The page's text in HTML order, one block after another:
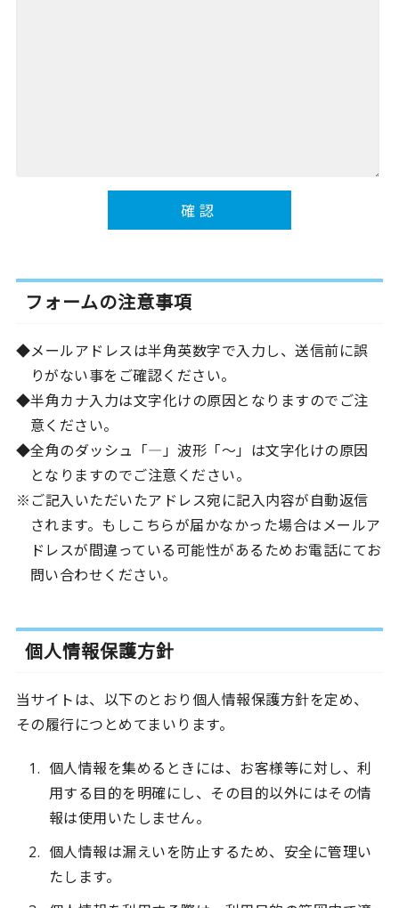
フォームの注意事項
メールアドレスは半角英数字で入力し、送信前に誤
りがない事をご確認ください。
半角カナ入力は文字化けの原因となりますのでご注
意ください。
全角のダッシュ「―」波形「～」は文字化けの原因
となりますのでご注意ください。
ご記入いただいたアドレス宛に記入内容が自動返信
されます。もしこちらが届かなかった場合はメールア
ドレスが間違っている可能性があるためお電話にてお
問い合わせください。
個人情報保護方針
当サイトは、以下のとおり個人情報保護方針を定め、
その履行につとめてまいります。
個人情報を集めるときには、お客様等に対し、利
用する目的を明確にし、その目的以外にはその情
報は使用いたしません。
個人情報は漏えいを防止するため、安全に管理い
たします。